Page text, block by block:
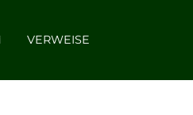
VERWEISE